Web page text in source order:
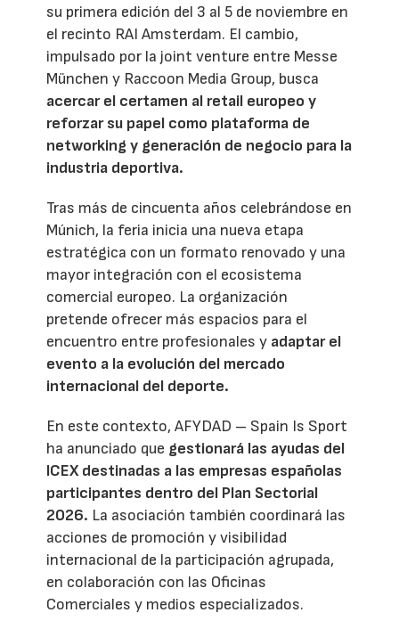
su primera edición del 3 al 5 de noviembre en
el recinto RAI Amsterdam. El cambio,
impulsado por la joint venture entre Messe
München y Raccoon Media Group, busca
acercar el certamen al retail europeo y
reforzar su papel como plataforma de
networking y generación de negocio para la
industria deportiva.
Tras más de cincuenta años celebrándose en
Múnich, la feria inicia una nueva etapa
estratégica con un formato renovado y una
mayor integración con el ecosistema
comercial europeo. La organización
pretende ofrecer más espacios para el
encuentro entre profesionales y adaptar el
evento a la evolución del mercado
internacional del deporte.
En este contexto, AFYDAD – Spain Is Sport
ha anunciado que gestionará las ayudas del
ICEX destinadas a las empresas españolas
participantes dentro del Plan Sectorial
2026. La asociación también coordinará las
acciones de promoción y visibilidad
internacional de la participación agrupada,
en colaboración con las Oficinas
Comerciales y medios especializados.